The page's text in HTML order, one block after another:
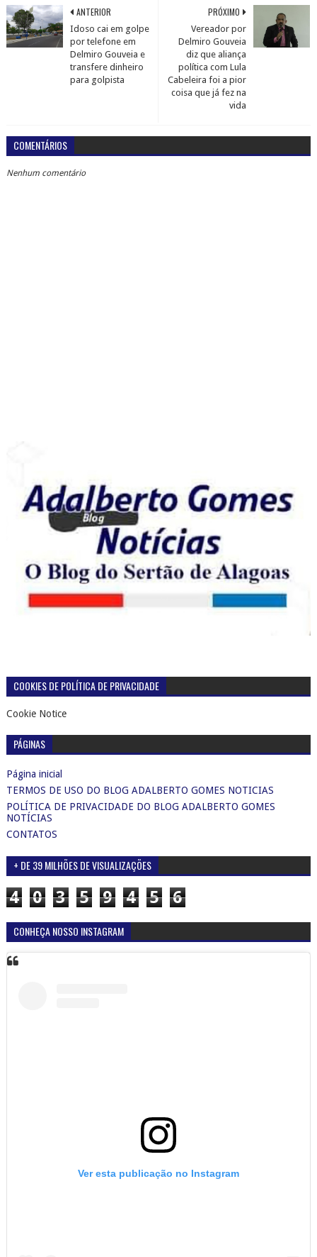
PRÓXIMO
Vereador por
Delmiro Gouveia
diz que aliança
política com Lula
Cabeleira foi a pior
coisa que já fez na
vida
ANTERIOR
Idoso cai em golpe
por telefone em
Delmiro Gouveia e
transfere dinheiro
para golpista
COMENTÁRIOS
Nenhum comentário
COOKIES DE POLÍTICA DE PRIVACIDADE
Cookie Notice
PÁGINAS
Página inicial
TERMOS DE USO DO BLOG ADALBERTO GOMES NOTICIAS
POLÍTICA DE PRIVACIDADE DO BLOG ADALBERTO GOMES
NOTÍCIAS
CONTATOS
+ DE 39 MILHÕES DE VISUALIZAÇÕES
4 0 3 5 9 4 5 6
CONHEÇA NOSSO INSTAGRAM
Ver esta publicação no Instagram